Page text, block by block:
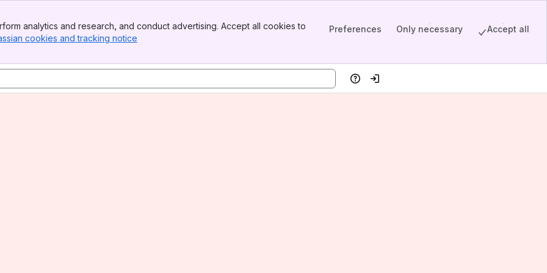
analytics and research, and conduct advertising. Accept all cookies to
cookies and tracking notice
Preferences Only necessary Accept all
HelpLog in